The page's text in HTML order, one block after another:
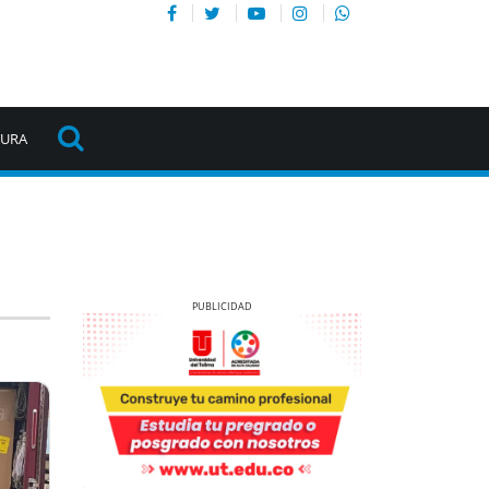
Previous Next
Previous